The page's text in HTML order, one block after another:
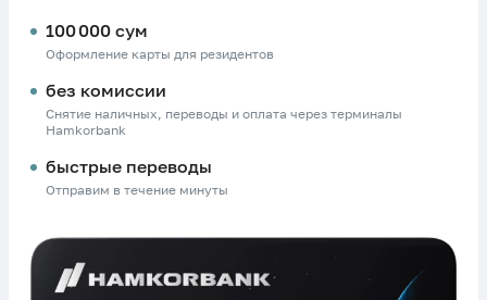
100 000 сум
Оформление карты для резидентов
без комиссии
Снятие наличных, переводы и оплата через терминалы
Hamkorbank
быстрые переводы
Отправим в течение минуты